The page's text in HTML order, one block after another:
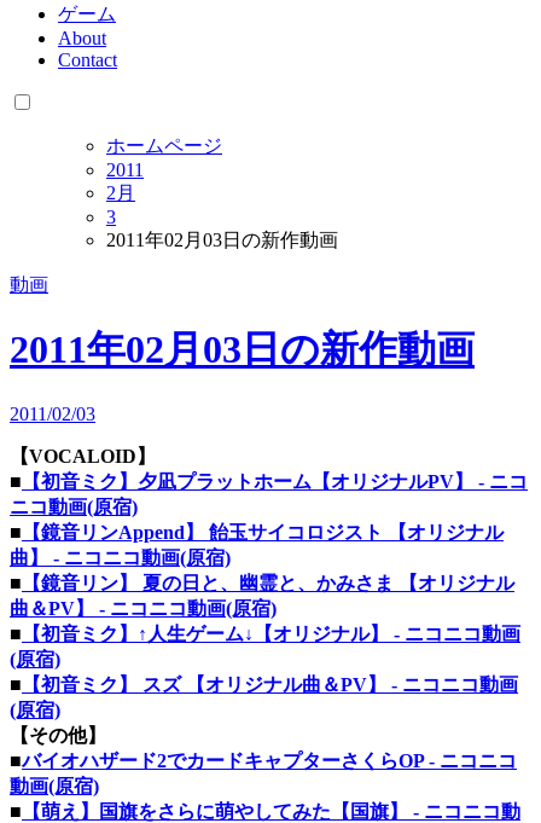
ゲーム
About
Contact
ホームページ
2011
2月
3
2011年02月03日の新作動画
動画
2011年02月03日の新作動画
2011/02/03
【VOCALOID】
■ 【初音ミク】夕凪プラットホーム【オリジナルPV】 ‐ ニコ
ニコ動画(原宿)
■ 【鏡音リンAppend】 飴玉サイコロジスト 【オリジナル
曲】 ‐ ニコニコ動画(原宿)
■ 【鏡音リン】 夏の日と、幽霊と、かみさま 【オリジナル
曲＆PV】 ‐ ニコニコ動画(原宿)
■ 【初音ミク】↑人生ゲーム↓【オリジナル】 ‐ ニコニコ動画
(原宿)
■ 【初音ミク】 スズ 【オリジナル曲＆PV】 ‐ ニコニコ動画
(原宿)
【その他】
■バイオハザード2でカードキャプターさくらOP ‐ ニコニコ
動画(原宿)
■ 【萌え】国旗をさらに萌やしてみた【国旗】 ‐ ニコニコ動